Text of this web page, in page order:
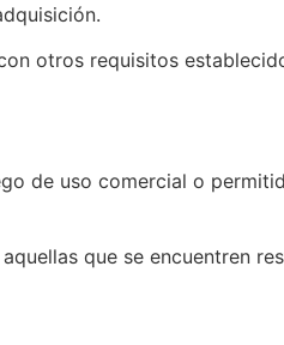
otros requisitos
de uso comercial o
que se encuentren